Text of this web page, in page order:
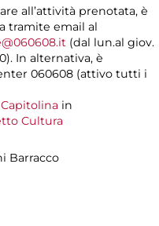
all’attività prenotata, è
tramite email al
(dal lun.al giov.
In alternativa, è
060608 (attivo tutti i
in
Cultura
Barracco